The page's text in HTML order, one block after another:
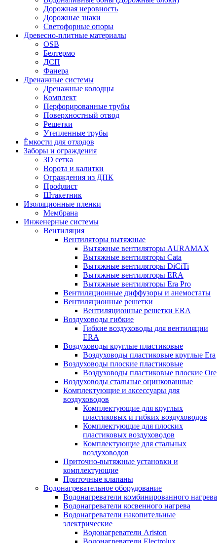
Дорожная неровность
Дорожные знаки
Светофорные опоры
Древесно-плитные материалы
OSB
Белтермо
ДСП
Фанера
Дренажные системы
Дренажные колодцы
Комплект
Перфорированные трубы
Поверхностный отвод
Решетки
Утепленные трубы
Ёмкости для отходов
Заборы и ограждения
3D сетка
Ворота и калитки
Ограждения из ДПК
Профлист
Штакетник
Изоляционные пленки
Мембрана
Инженерные системы
Вентиляция
Вентиляторы вытяжные
Вытяжные вентиляторы AURAMAX
Вытяжные вентиляторы Cata
Вытяжные вентиляторы DiCiTi
Вытяжные вентиляторы ERA
Вытяжные вентиляторы Era Pro
Вентиляционные диффузоры и анемостаты
Вентиляционные решетки
Вентиляционные решетки ERA
Воздуховоды гибкие
Гибкие воздуховоды для вентиляции
ERA
Воздуховоды круглые пластиковые
Воздуховоды пластиковые круглые Era
Воздуховоды плоские пластиковые
Воздуховоды пластиковые плоские Ore
Воздуховоды стальные оцинкованные
Комплектующие и аксессуары для
воздуховодов
Комплектующие для круглых
пластиковых и гибких воздуховодов
Комплектующие для плоских
пластиковых воздуховодов
Комплектующие для стальных
воздуховодов
Приточно-вытяжные установки и
комплектующие
Приточные клапаны
Водонагревательное оборудование
Водонагреватели комбинированного нагрева
Водонагреватели косвенного нагрева
Водонагреватели накопительные
электрические
Водонагреватели Ariston